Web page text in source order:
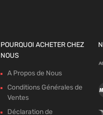
POURQUOI ACHETER CHEZ
NOUS
A Propos de Nous
Conditions Générales de
Ventes
Déclaration de